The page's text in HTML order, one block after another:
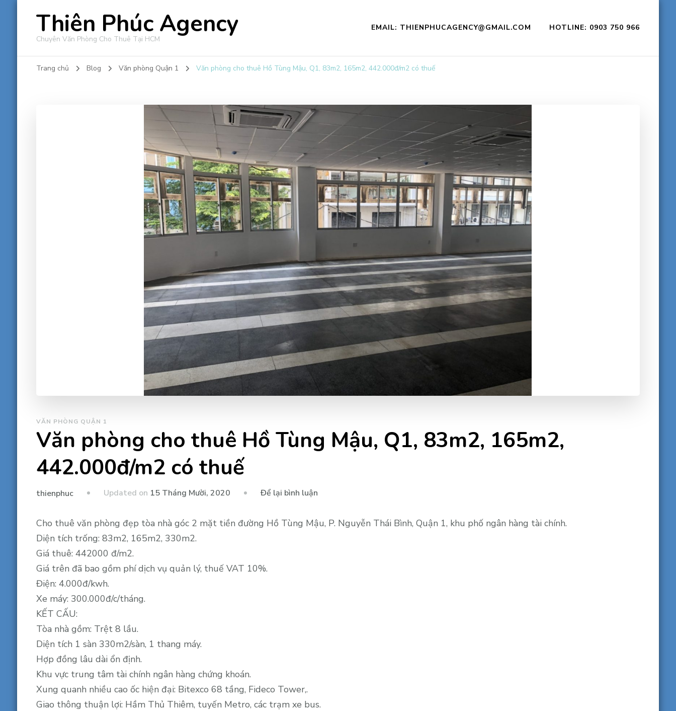
Thiên Phúc Agency
Chuyên Văn Phòng Cho Thuê Tại HCM
EMAIL: THIENPHUCAGENCY@GMAIL.COM HOTLINE: 0903 750 966
Trang chủ Blog Văn phòng Quận 1 Văn phòng cho thuê Hồ Tùng Mậu, Q1, 83m2, 165m2, 442.000đ/m2 có thuế
VĂN PHÒNG QUẬN 1
Văn phòng cho thuê Hồ Tùng Mậu, Q1, 83m2, 165m2,
442.000đ/m2 có thuế
thienphuc Updated on 15 Tháng Mười, 2020 Để lại bình luậntại
phòng
Cho thuê văn phòng đẹp tòa nhà góc 2 mặt tiền đường Hồ Tùng Mậu, P. Nguyễn Thái Bình, Quận 1, khu phố ngân hàng tài chính.
Diện tích trống: 83m2, 165m2, 330m2.
Giá thuê: 442000 đ/m2.
Giá trên đã bao gồm phí dịch vụ quản lý, thuế VAT 10%.
Điện: 4.000đ/kwh.
Xe máy: 300.000đ/c/tháng.
KẾT CẤU:
Tòa nhà gồm: Trệt 8 lầu.
Diện tích 1 sàn 330m2/sàn, 1 thang máy.
Hợp đồng lâu dài ổn định.
Khu vực trung tâm tài chính ngân hàng chứng khoán.
Xung quanh nhiều cao ốc hiện đại: Bitexco 68 tầng, Fideco Tower,.
Giao thông thuận lợi: Hầm Thủ Thiêm, tuyến Metro, các trạm xe bus.